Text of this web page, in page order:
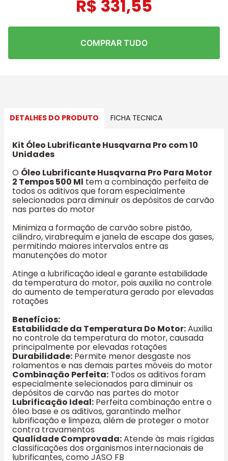
R$ 331,55
COMPRAR TUDO
DETALHES DO PRODUTO FICHA TECNICA
Kit Óleo Lubrificante Husqvarna Pro com 10
Unidades
O Óleo Lubrificante Husqvarna Pro Para Motor
2 Tempos 500 Ml tem a combinação perfeita de
todos os aditivos que foram especialmente
selecionados para diminuir os depósitos de carvão
nas partes do motor
Minimiza a formação de carvão sobre pistão,
cilindro, virabrequim e janela de escape dos gases,
permitindo maiores intervalos entre as
manutenções do motor
Atinge a lubrificação ideal e garante estabilidade
da temperatura do motor, pois auxilia no controle
do aumento de temperatura gerado por elevadas
rotações
Benefícios:
Estabilidade da Temperatura Do Motor:Auxilia
no controle da temperatura do motor, causada
principalmente por elevadas rotações
Durabilidade: Permite menor desgaste nos
rolamentos e nas demais partes móveis do motor
Combinação Perfeita: Todos os aditivos foram
especialmente selecionados para diminuir os
depósitos de carvão nas partes do motor
Lubrificação Ideal: Perfeita combinação entre o
óleo base e os aditivos, garantindo melhor
lubrificação e limpeza, além de proteger o motor
contra travamentos
Qualidade Comprovada:Atende às mais rígidas
classificações dos organismos internacionais de
lubrificantes, como JASO FB